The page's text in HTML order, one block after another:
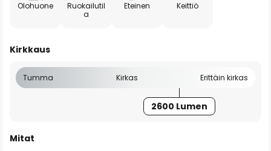
Olohuone
Ruokailutil
a
Eteinen Keittiö
Kirkkaus
Tumma Kirkas Erittäin kirkas
2600 Lumen
Mitat